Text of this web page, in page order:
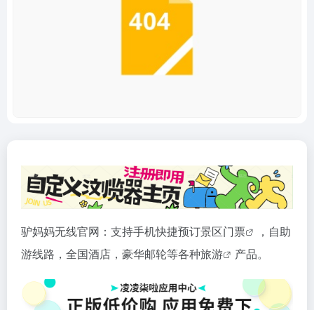
驴妈妈无线官网：支持手机快捷预订景区门票
，自助
游线路，全国酒店，豪华邮轮等各种旅游 产品。